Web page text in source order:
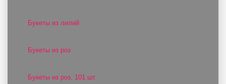
Букеты из лилий
Букеты из роз
Букеты из роз, 101 шт